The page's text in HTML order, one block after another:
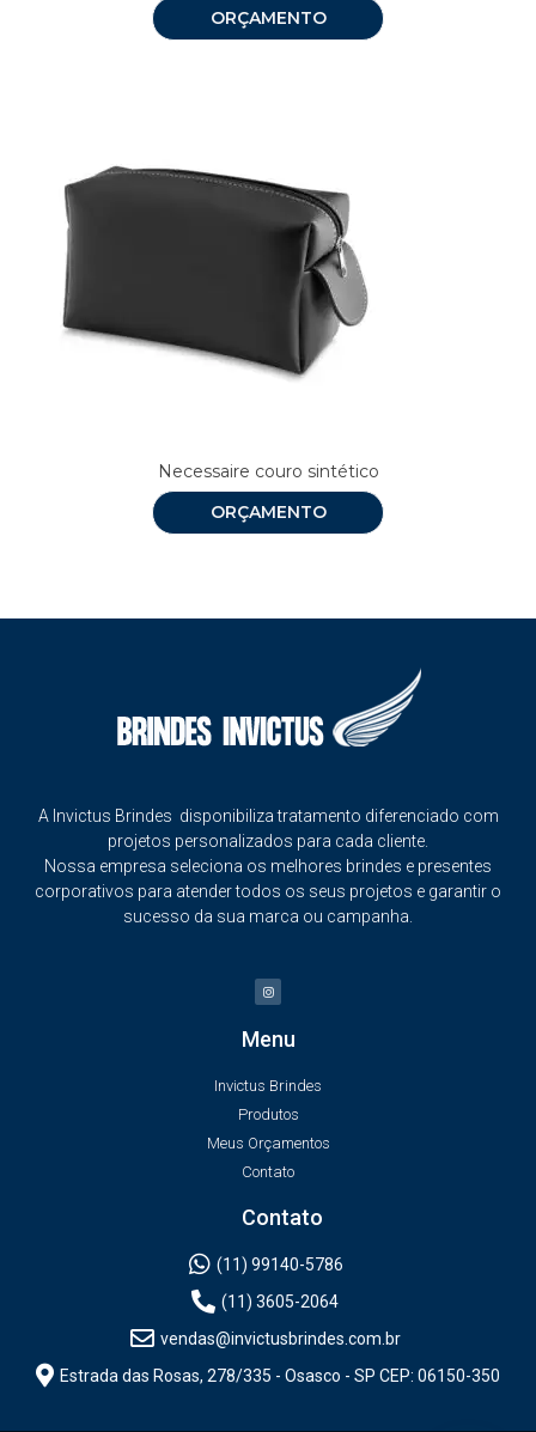
ORÇAMENTO
Necessaire couro sintético
ORÇAMENTO
A Invictus Brindes disponibiliza tratamento diferenciado com
projetos personalizados para cada cliente.
Nossa empresa seleciona os melhores brindes e presentes
corporativos para atender todos os seus projetos e garantir o
sucesso da sua marca ou campanha.
Menu
Invictus Brindes
Produtos
Meus Orçamentos
Contato
Contato
(11) 99140-5786
(11) 3605-2064
vendas@invictusbrindes.com.br
Estrada das Rosas, 278/335 - Osasco - SP CEP: 06150-350